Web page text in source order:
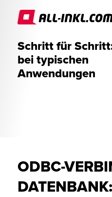
Schritt für
bei typischen
Anwendungen
ODBC-
DATENBANK: